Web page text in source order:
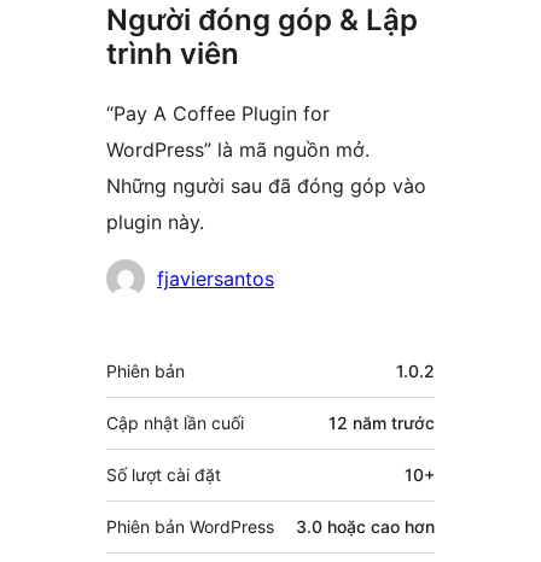
Người đóng góp & Lập
trình viên
“Pay A Coffee Plugin for
WordPress” là mã nguồn mở.
Những người sau đã đóng góp vào
plugin này.
Những
góp
fjaviersantos
Meta
Phiên bản 1.0.2
Cập nhật lần cuối 12 năm trước
Số lượt cài đặt 10+
Phiên bản WordPress 3.0 hoặc cao hơn